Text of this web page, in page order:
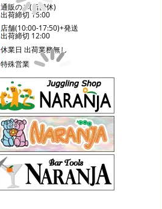
通販のみ(店舗休)
出荷締切 15:00
店舗(10:00-17:50)+発送
出荷締切 12:00
休業日 出荷業務無し
特殊営業